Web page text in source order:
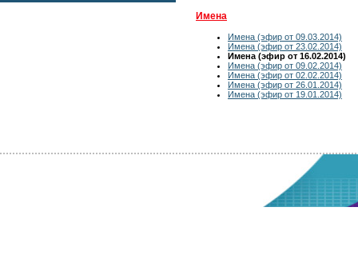
Имена
Имена (эфир от 09.03.2014)
Имена (эфир от 23.02.2014)
Имена (эфир от 16.02.2014)
Имена (эфир от 09.02.2014)
Имена (эфир от 02.02.2014)
Имена (эфир от 26.01.2014)
Имена (эфир от 19.01.2014)